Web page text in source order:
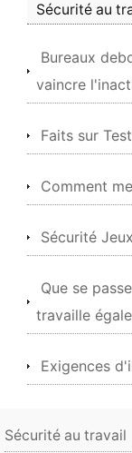
Sécurité au
Bureaux
vaincre
Faits sur
Comment
Sécurité
Que se
travaille
Exigences
Sécurité au travail